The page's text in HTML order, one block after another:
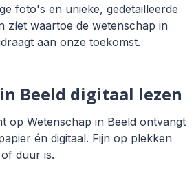
foto's en unieke, gedetailleerde
zíet waartoe de wetenschap in
aan onze toekomst.
Beeld digitaal lezen
op Wetenschap in Beeld ontvangt
én digitaal. Fijn op plekken
duur is.